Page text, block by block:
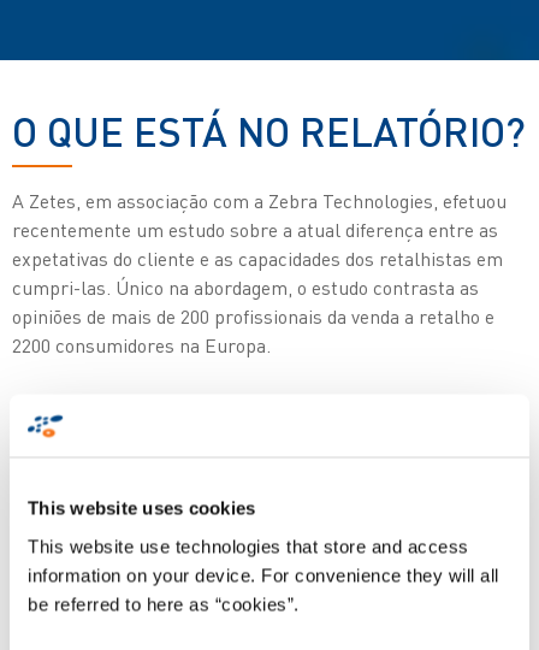
This website uses cookies
This website use technologies that store and access
information on your device. For convenience they will all
be referred to here as “cookies”.
O QUE ESTÁ NO RELATÓRIO?
A Zetes, em associação com a Zebra Technologies, efetuou
recentemente um estudo sobre a atual diferença entre as
expetativas do cliente e as capacidades dos retalhistas em
cumpri-las. Único na abordagem, o estudo contrasta as
opiniões de mais de 200 profissionais da venda a retalho e
2200 consumidores na Europa.
Principais conclusões:
A precisão de stock é essencial:
compradores não consulta um funcionário
se um item estiver indisponível e sai da loja